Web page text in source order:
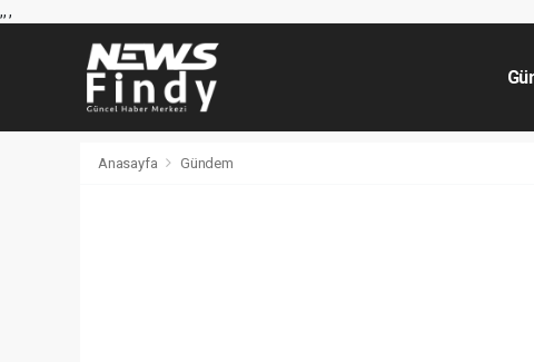
,,,
Anasayfa Gündem